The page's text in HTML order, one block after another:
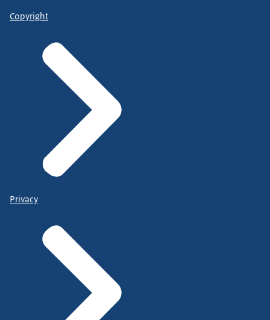
Copyright
Privacy